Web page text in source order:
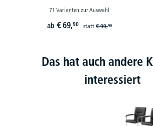
71 Varianten zur Auswahl
ab € 69,90 statt€ 99,90
Das hat auch andere
interessiert